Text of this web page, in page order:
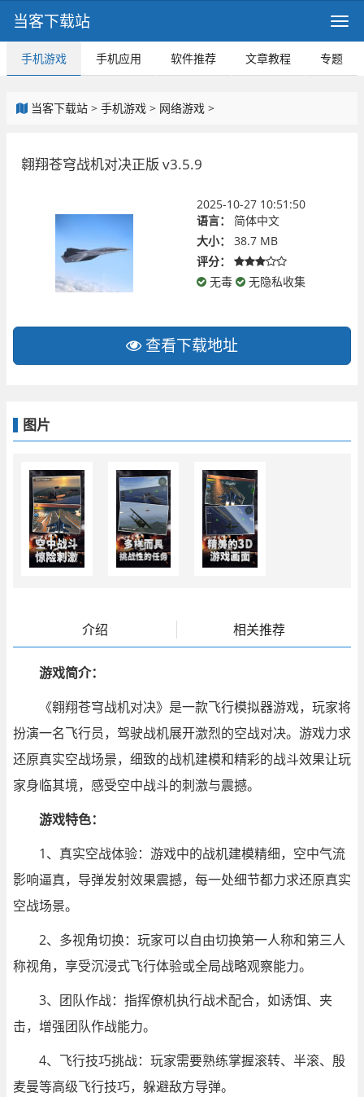
当客下载站
手机游戏 手机应用 软件推荐 文章教程 专题
当客下载站 > 手机游戏 > 网络游戏 >
翱翔苍穹战机对决正版 v3.5.9
2025-10-27 10:51:50
语言：
简体中文
大小：
38.7 MB
评分：
无毒
无隐私收集
查看下载地址
图片
介绍 相关推荐
游戏简介：
《翱翔苍穹战机对决》是一款飞行模拟器游戏，玩家将
扮演一名飞行员，驾驶战机展开激烈的空战对决。游戏力求
还原真实空战场景，细致的战机建模和精彩的战斗效果让玩
家身临其境，感受空中战斗的刺激与震撼。
游戏特色：
1、真实空战体验：游戏中的战机建模精细，空中气流
影响逼真，导弹发射效果震撼，每一处细节都力求还原真实
空战场景。
2、多视角切换：玩家可以自由切换第一人称和第三人
称视角，享受沉浸式飞行体验或全局战略观察能力。
3、团队作战：指挥僚机执行战术配合，如诱饵、夹
击，增强团队作战能力。
4、飞行技巧挑战：玩家需要熟练掌握滚转、半滚、殷
麦曼等高级飞行技巧，躲避敌方导弹。